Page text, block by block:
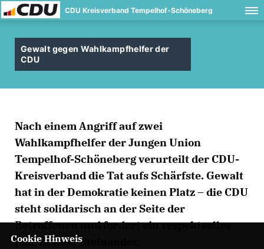
CDU Kreisverband Tempelhof-Schöneberg
Gewalt gegen Wahlkampfhelfer der
CDU
Nach einem Angriff auf zwei
Wahlkampfhelfer der Jungen Union
Tempelhof-Schöneberg verurteilt der CDU-
Kreisverband die Tat aufs Schärfste. Gewalt
hat in der Demokratie keinen Platz – die CDU
steht solidarisch an der Seite der
Betroffenen und fordert ein respektvolles
politisches Miteinander.
Cookie Hinweis